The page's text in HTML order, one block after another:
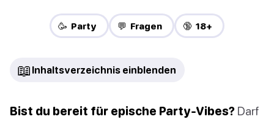
🥳 Party 💬 Fragen 🔞 18+
📖 Inhaltsverzeichnis einblenden
Bist du bereit für epische Party-Vibes? Darf